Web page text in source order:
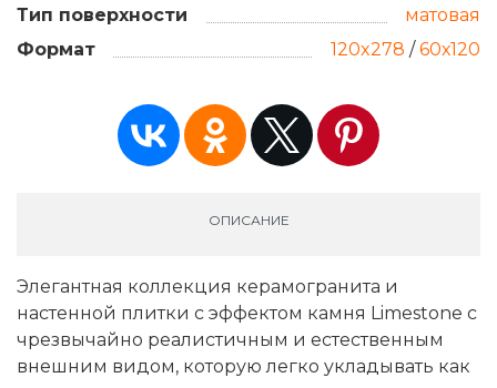
Тип поверхности
матовая
Формат
120x278 / 60х120
ОПИСАНИЕ
Элегантная коллекция керамогранита и
настенной плитки с эффектом камня Limestone с
чрезвычайно реалистичным и естественным
внешним видом, которую легко укладывать как